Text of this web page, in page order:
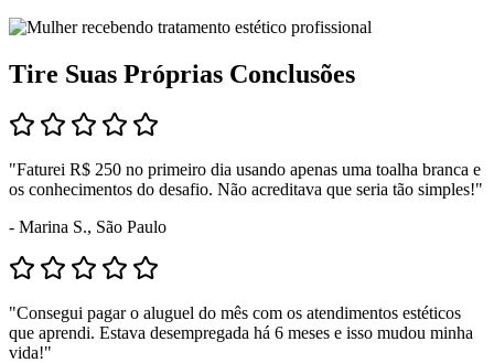
Tire Suas Próprias Conclusões
"Faturei R$ 250 no primeiro dia usando apenas uma toalha branca e
os conhecimentos do desafio. Não acreditava que seria tão simples!"
- Marina S., São Paulo
"Consegui pagar o aluguel do mês com os atendimentos estéticos
que aprendi. Estava desempregada há 6 meses e isso mudou minha
vida!"